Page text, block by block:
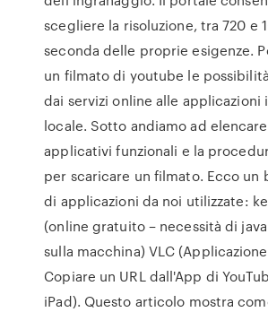
scegliere la risoluzione, tra 720 e
seconda delle proprie esigenze.
un filmato di youtube le
dai servizi online alle applicazioni
locale. Sotto andiamo ad
applicativi funzionali e la
per scaricare un filmato. Ecco un
di applicazioni da noi utilizzate:
(online gratuito – necessità di
sulla macchina) VLC
Copiare un URL dall'App di
iPad). Questo articolo mostra